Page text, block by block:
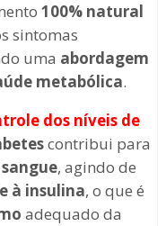
100% natural
sintomas
uma abordagem
metabólica.
dos níveis de
contribui para
, agindo de
à insulina, o que é
adequado da